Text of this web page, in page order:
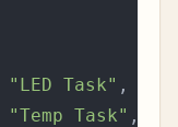
"LED Task" ,
"Temp Task" ,